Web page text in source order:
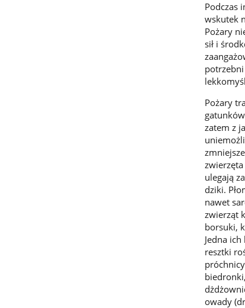
Podczas
wskutek
Pożary
sił i
Pożary
zatem z
ulegają
dziki.
nawet
zwierząt
borsuki,
Jedna
resztki
owady